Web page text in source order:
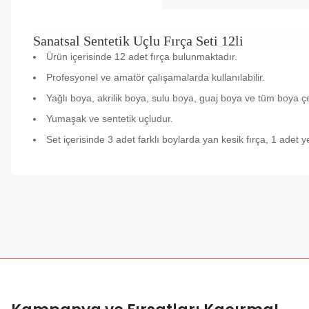
Sanatsal Sentetik Uçlu Fırça Seti 12li
Ürün içerisinde 12 adet fırça bulunmaktadır.
Profesyonel ve amatör çalışamalarda kullanılabilir.
Yağlı boya, akrilik boya, sulu boya, guaj boya ve tüm boya
Yumaşak ve sentetik uçludur.
Set içerisinde 3 adet farklı boylarda yan kesik fırça, 1 adet